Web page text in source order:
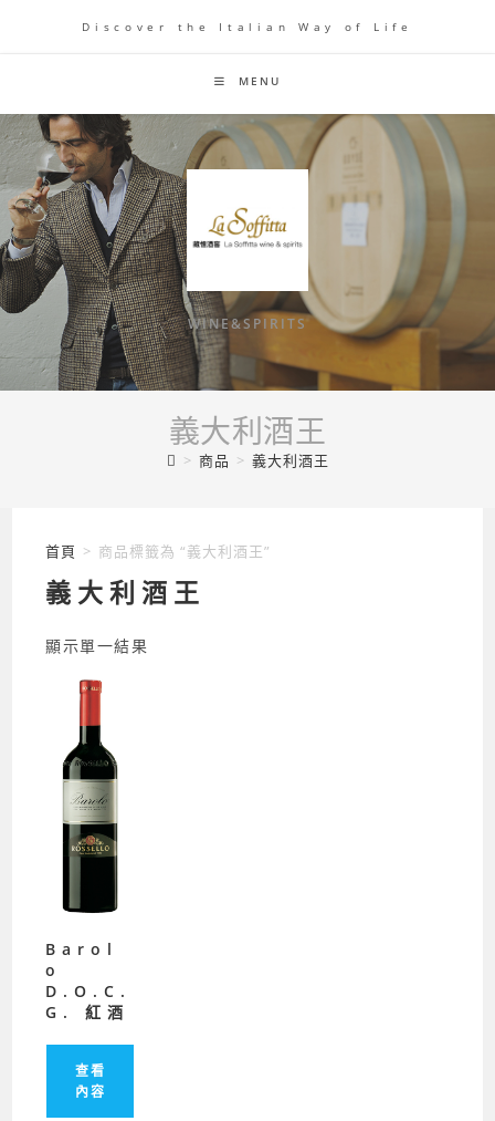
Discover the Italian Way of Life
MENU
WINE&SPIRITS
義大利酒王
> 商品 > 義大利酒王
首頁 > 商品標籤為 “義大利酒王”
義大利酒王
顯示單一結果
Barol
o
D.O.C.
G. 紅酒
查看
內容